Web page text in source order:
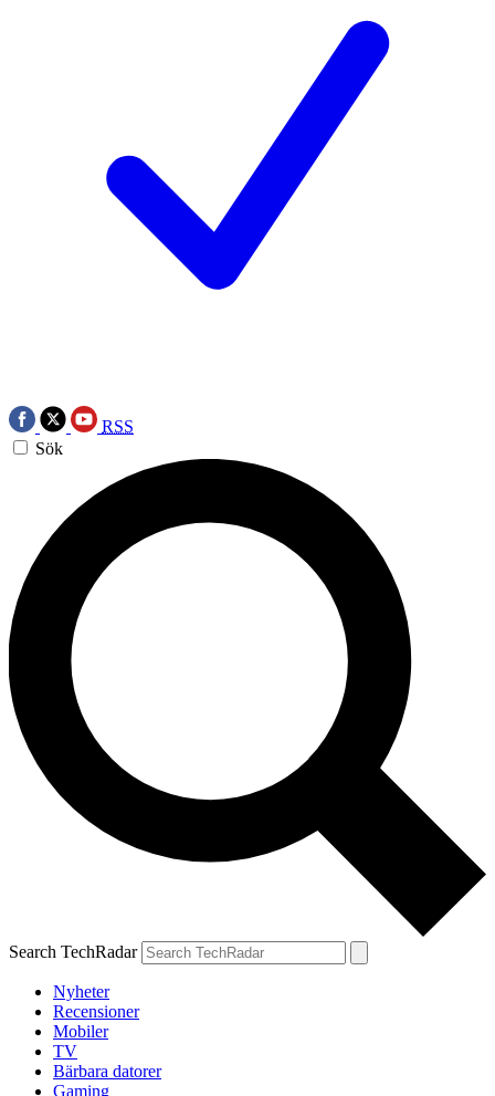
RSS
Sök
Search TechRadar
Nyheter
Recensioner
Mobiler
TV
Bärbara datorer
Gaming